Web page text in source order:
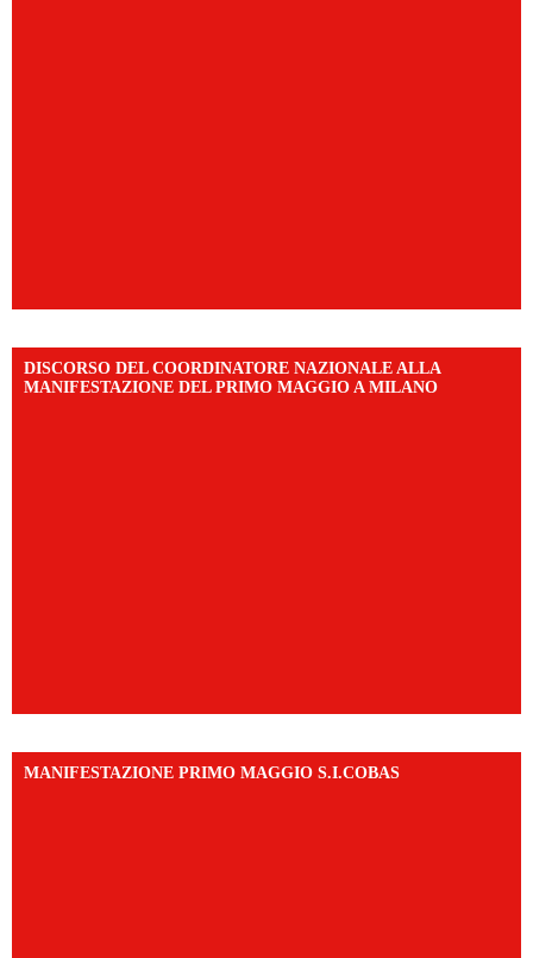
DISCORSO DEL COORDINATORE NAZIONALE ALLA
MANIFESTAZIONE DEL PRIMO MAGGIO A MILANO
MANIFESTAZIONE PRIMO MAGGIO S.I.COBAS